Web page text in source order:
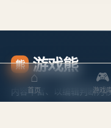
熊 游戏熊
内容丰富、以编辑判断为
⌂
首页
🎮
游戏